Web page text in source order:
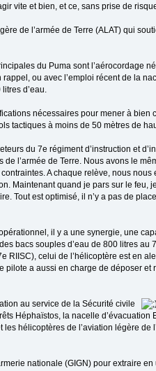
vite et bien, et ce, sans prise de
de l’armée de Terre (ALAT) qui
du Puma sont l’aérocordage
ou avec l’emploi récent de la
d’eau.
nécessaires pour mener à bien
tactiques à moins de 50 mètres de
du 7e régiment d’instruction et
l’armée de Terre. Nous avons le
A chaque relève, nous nous
Maintenant quand je pars sur le feu,
Tout est optimisé, il n’y a pas de
il y a une synergie, une
bacs souples d’eau de 800 litres au
RIISC), celui de l’hélicoptère est en
pilote a aussi en charge de déposer et
au service de la Sécurité civile
Héphaïstos, la nacelle d’évacuation
hélicoptères de l’aviation légère de
nationale (GIGN) pour extraire